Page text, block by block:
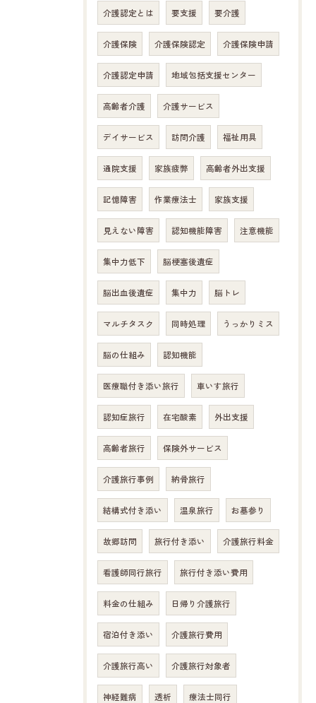
介護認定とは 要支援 要介護
介護保険 介護保険認定 介護保険申請
介護認定申請 地域包括支援センター
高齢者介護 介護サービス
デイサービス 訪問介護 福祉用具
通院支援 家族疲弊 高齢者外出支援
記憶障害 作業療法士 家族支援
見えない障害 認知機能障害 注意機能
集中力低下 脳梗塞後遺症
脳出血後遺症 集中力 脳トレ
マルチタスク 同時処理 うっかりミス
脳の仕組み 認知機能
医療職付き添い旅行 車いす旅行
認知症旅行 在宅酸素 外出支援
高齢者旅行 保険外サービス
介護旅行事例 納骨旅行
結構式付き添い 温泉旅行 お墓参り
故郷訪問 旅行付き添い 介護旅行料金
看護師同行旅行 旅行付き添い費用
料金の仕組み 日帰り介護旅行
宿泊付き添い 介護旅行費用
介護旅行高い 介護旅行対象者
神経難病 透析 療法士同行
お問い合わせはこちら